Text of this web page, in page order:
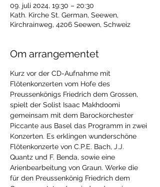
09. juli 2024, 19:30 – 20:30
Kath. Kirche St. German, Seewen,
Kirchrainweg, 4206 Seewen, Schweiz
Om arrangementet
Kurz vor der CD-Aufnahme mit
Flötenkonzerten vom Hofe des
Preussenkönigs Friedrich dem Grossen,
spielt der Solist Isaac Makhdoomi
gemeinsam mit dem Barockorchester
Piccante aus Basel das Programm in zwei
Konzerten. Es erklingen wunderschöne
Flötenkonzerte von C.P.E. Bach, J.J.
Quantz und F. Benda, sowie eine
Arienbearbeitung von Graun. Werke die
für den Preussenkönig Friedrich dem